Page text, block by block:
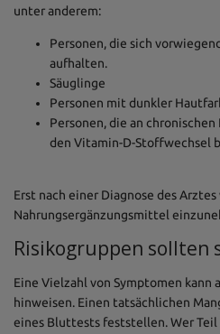
unter anderem:
Personen, die sich
aufhalten.
Säuglinge
Personen mit dunkler
Personen, die an
den Vitamin-D-Stoffwechsel
Erst nach einer Diagnose des
Nahrungsergänzungsmittel
Risikogruppen sollten
Eine Vielzahl von Symptomen kann
hinweisen. Einen tatsächlichen
eines Bluttests feststellen. Wer